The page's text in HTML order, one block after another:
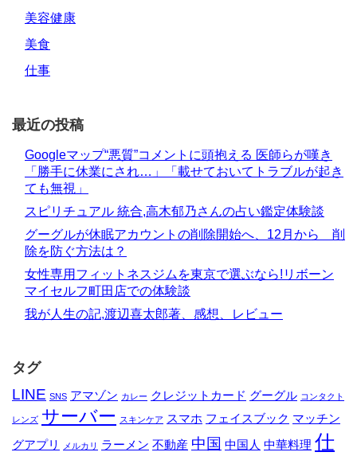
美容健康
美食
仕事
最近の投稿
Googleマップ“悪質”コメントに頭抱える 医師らが嘆き
「勝手に休業にされ…」「載せておいてトラブルが起き
ても無視」
スピリチュアル 統合,高木郁乃さんの占い鑑定体験談
グーグルが休眠アカウントの削除開始へ、12月から 削
除を防ぐ方法は？
女性専用フィットネスジムを東京で選ぶなら!リボーン
マイセルフ町田店での体験談
我が人生の記,渡辺喜太郎著、感想、レビュー
タグ
LINE SNS アマゾン カレー クレジットカード グーグル コンタクト
レンズ サーバー スキンケア スマホ フェイスブック マッチン
グアプリ
メルカリ ラーメン 不動産 中国 中国人 中華料理 仕